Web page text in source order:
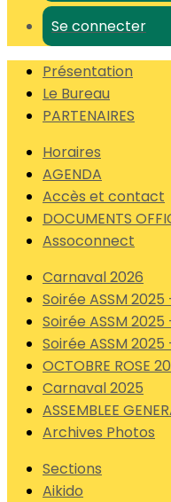
Se connecter
Présentation
Le Bureau
PARTENAIRES
Horaires
AGENDA
Accès et contact
DOCUMENTS
Assoconnect
Carnaval 2026
Soirée ASSM
Soirée ASSM
Soirée ASSM
OCTOBRE ROSE
Carnaval 2025
ASSEMBLEE
Archives Photos
Sections
Aikido